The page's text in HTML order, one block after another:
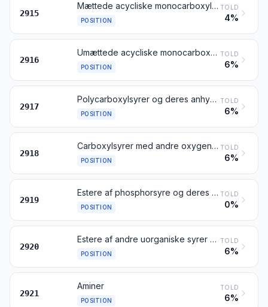
2915
Mættede acycliske monocarboxylsyrer og deres anhydrider, halogenider, peroxider og peroxysyrer; halogen-, sulfo-, nitro- og nitrosoderivater deraf
POSITION
TOLD
4%
2916
Umættede acycliske monocarboxylsyrer og cycliske monocarboxylsyrer samt deres anhydrider, halogenider, peroxider og peroxysyrer; halogen-, sulfo-, nitro- og nitrosoderivater deraf
POSITION
TOLD
6%
2917
Polycarboxylsyrer og deres anhydrider, halogenider, peroxider og peroxysyrer; halogen-, sulfo-, nitro- eller nitrosoderivater deraf
POSITION
TOLD
6%
2918
Carboxylsyrer med andre oxygenholdige grupper og deres anhydrider, halogenider, peroxider og peroxysyrer; halogen-, sulfo-, nitro- og nitrosoderivater deraf
POSITION
TOLD
6%
2919
Estere af phosphorsyre og deres salte (herunder lactophosphater); halogen-, sulfo-, nitro- og nitrosoderivater deraf
POSITION
TOLD
0%
2920
Estere af andre uorganiske syrer af ikke-metaller (undtagen estere af hydrogenhalogenider) og deres salte; halogen-, sulfo-, nitro- og nitrosoderivater deraf
POSITION
TOLD
6%
2921
Aminer
POSITION
TOLD
6%